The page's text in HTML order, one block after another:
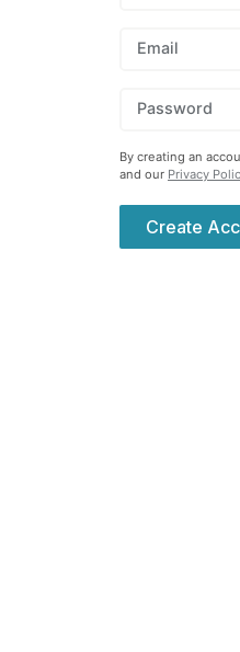
Email
Password
By creating an
and our Privacy
Create